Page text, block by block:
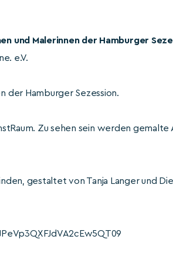
und Malerinnen der Hamburger
e.V.
der Hamburger Sezession.
Zu sehen sein werden gemalte
gestaltet von Tanja Langer und